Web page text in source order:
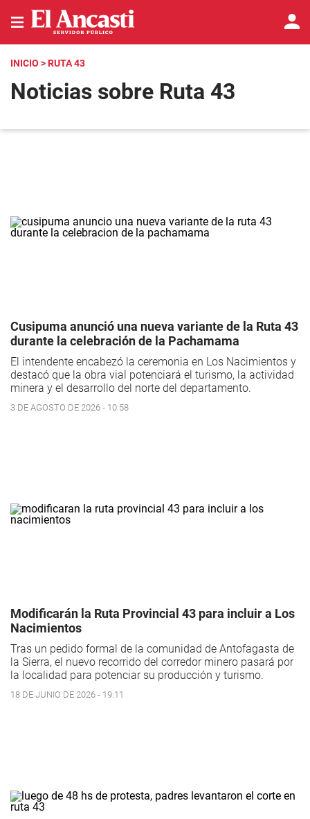
INICIO > RUTA 43
Noticias sobre Ruta 43
Cusipuma anunció una nueva variante de la Ruta 43
durante la celebración de la Pachamama
El intendente encabezó la ceremonia en Los Nacimientos y
destacó que la obra vial potenciará el turismo, la actividad
minera y el desarrollo del norte del departamento.
3 DE AGOSTO DE 2026 - 10:58
Modificarán la Ruta Provincial 43 para incluir a Los
Nacimientos
Tras un pedido formal de la comunidad de Antofagasta de
la Sierra, el nuevo recorrido del corredor minero pasará por
la localidad para potenciar su producción y turismo.
18 DE JUNIO DE 2026 - 19:11